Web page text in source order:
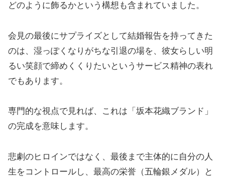
どのように飾るかという構想も含まれていました。
会見の最後にサプライズとして結婚報告を持ってきた
のは、湿っぽくなりがちな引退の場を、彼女らしい明
るい笑顔で締めくくりたいというサービス精神の表れ
でもあります。
専門的な視点で見れば、これは「坂本花織ブランド」
の完成を意味します。
悲劇のヒロインではなく、最後まで主体的に自分の人
生をコントロールし、最高の栄誉（五輪銀メダル）と